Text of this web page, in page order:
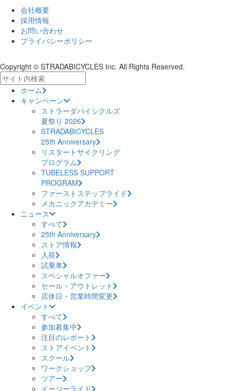
会社概要
採用情報
お問い合わせ
プライバシーポリシー
Copyright © STRADABICYCLES Inc. All Rights Reserved.
ホーム
キャンペーン
ストラーダバイシクルズ
夏祭り 2026
STRADABICYCLES
25th Anniversary
リスタートサイクリング
プログラム
TUBELESS SUPPORT
PROGRAM
ファーストステップライド
メカニックアカデミー
ニュース
すべて
25th Anniversary
ストア情報
入荷
試乗車
スペシャルオファー
セール・アウトレット
店休日・営業時間変更
イベント
すべて
参加募集中
注目のレポート
ストアイベント
スクール
ワークショップ
ツアー
イージーライド